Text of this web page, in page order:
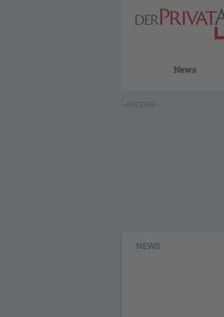
News
- ANZEIGE -
NEWS